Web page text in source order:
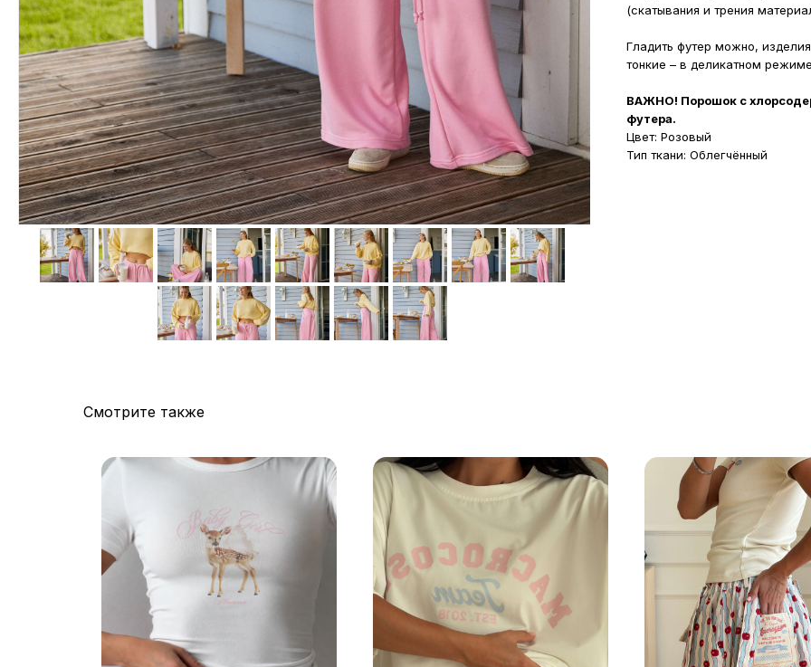
(скатывания и трения
Гладить футер можно,
тонкие – в деликатном
ВАЖНО! Порошок с
футера.
Цвет: Розовый
Тип ткани: Облегчённый
Смотрите также